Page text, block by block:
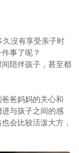
没有享受亲子时
事了呢？
陪伴孩子，甚至都
爸妈妈的关心和
与孩子之间的感
会比较活泼大方，